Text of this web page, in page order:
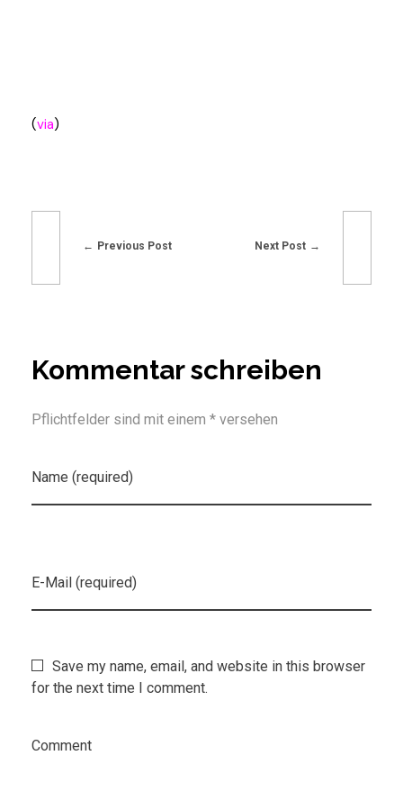
(via)
Previous Post Next Post
Kommentar schreiben
Pflichtfelder sind mit einem * versehen
Name (required)
E-Mail (required)
Save my name, email, and website in this browser
for the next time I comment.
Comment